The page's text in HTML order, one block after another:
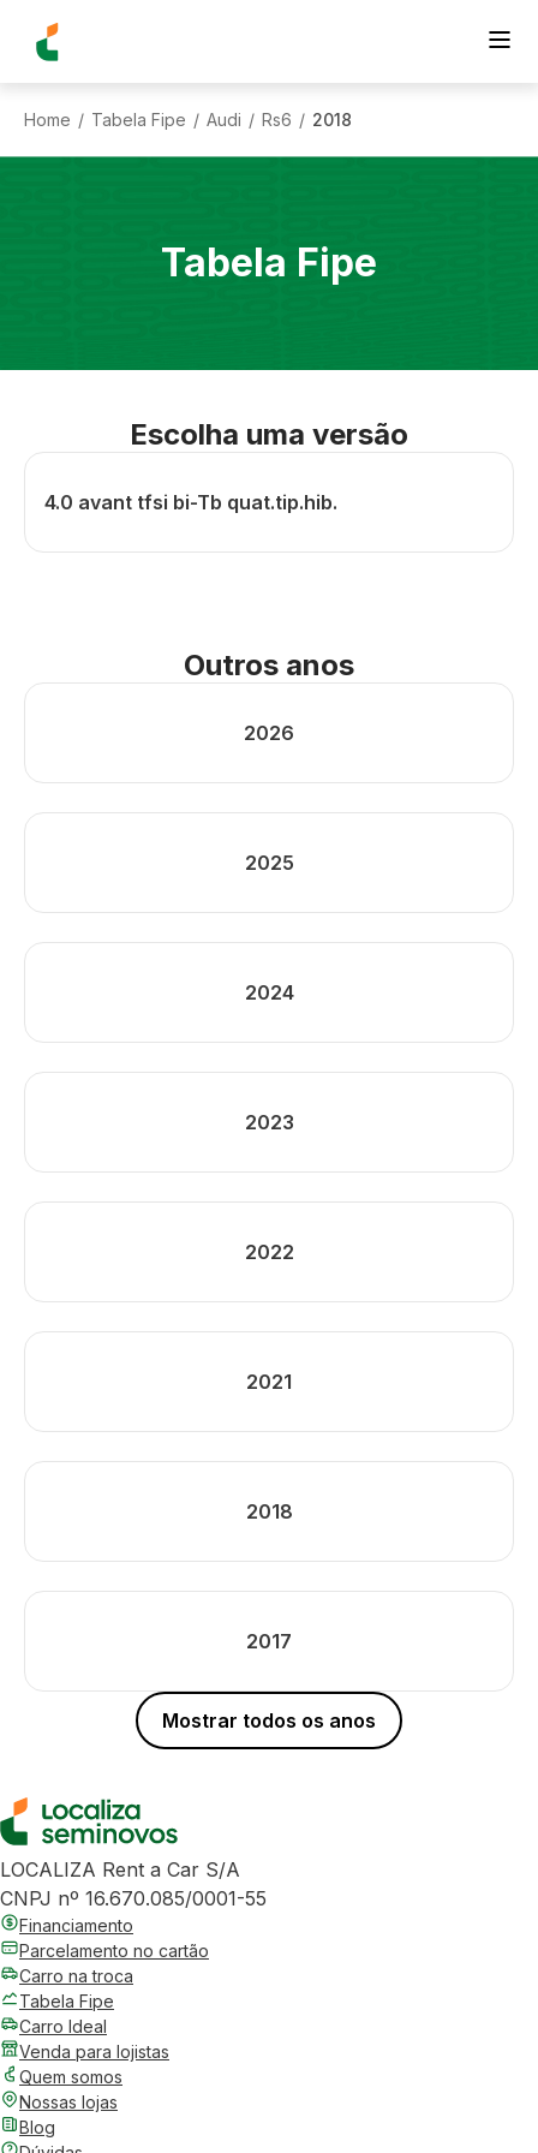
Home / Tabela Fipe / Audi / Rs6 / 2018
Tabela Fipe
Escolha uma versão
4.0 avant tfsi bi-Tb quat.tip.hib.
Outros anos
2026
2025
2024
2023
2022
2021
2018
2017
Mostrar todos os anos
LOCALIZA Rent a Car S/A
CNPJ nº 16.670.085/0001-55
Financiamento
Parcelamento no cartão
Carro na troca
Tabela Fipe
Carro Ideal
Venda para lojistas
Quem somos
Nossas lojas
Blog